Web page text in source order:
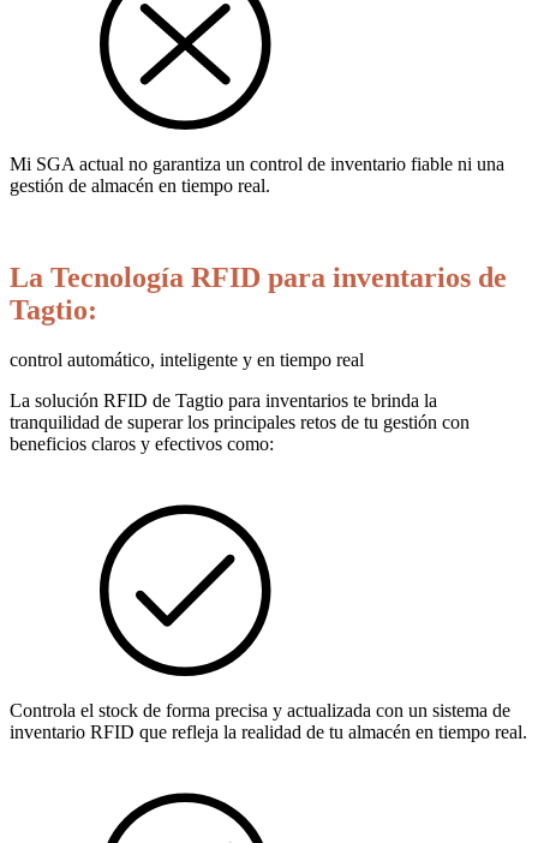
Mi SGA actual no garantiza un control de inventario fiable ni una
gestión de almacén en tiempo real.
La Tecnología RFID para inventarios de
Tagtio:
control automático, inteligente y en tiempo real
La solución RFID de Tagtio para inventarios te brinda la
tranquilidad de superar los principales retos de tu gestión con
beneficios claros y efectivos como:
Controla el stock de forma precisa y actualizada con un sistema de
inventario RFID que refleja la realidad de tu almacén en tiempo real.